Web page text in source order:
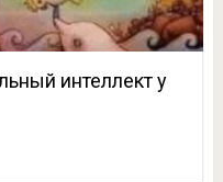
интеллект у